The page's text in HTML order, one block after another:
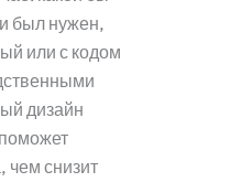
был нужен,
или с кодом
дизайн
снизит